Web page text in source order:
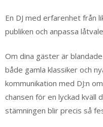
En DJ med erfarenhet från
publiken och anpassa
Om dina gäster är
både gamla klassiker och
kommunikation med DJ:n
chansen för en lyckad kväll
stämningen blir precis så